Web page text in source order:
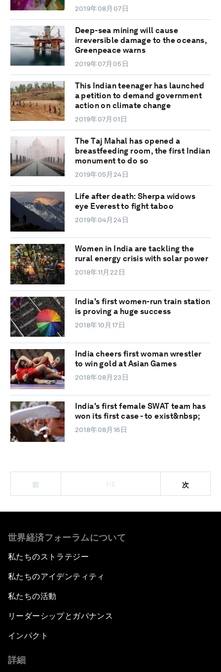
2019年08月07日
Deep-sea mining will cause
irreversible damage to the oceans,
Greenpeace warns
2019年07月05日
This Indian teenager has launched
a petition to demand government
action on climate change
2019年07月01日
The Taj Mahal has opened a
breastfeeding room, the first Indian
monument to do so
2019年05月24日
Life after death: Sherpa widows
eye Everest to fight taboo
2019年04月24日
Women in India are tackling the
rural energy crisis with solar power
2018年11月22日
India's first women-run train station
is proving a huge success
2018年10月17日
India cheers first woman wrestler
to win gold at Asian Games
2018年08月23日
India's first female SWAT team has
won its first case - to exist&nbsp;
2018年08月16日
前 1/2 次
世界経済フォーラムについて
私たちのストラテジー
私たちのアイデンティティ
私たちの活動
リーダーシップとガバナンス
インパクト
詳細